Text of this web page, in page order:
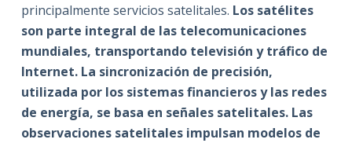
principalmente servicios satelitales. Los satélites
son parte integral de las telecomunicaciones
mundiales, transportando televisión y tráfico de
Internet. La sincronización de precisión,
utilizada por los sistemas financieros y las redes
de energía, se basa en señales satelitales. Las
observaciones satelitales impulsan modelos de